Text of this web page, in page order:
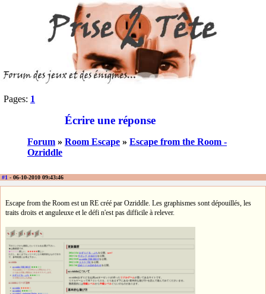
Pages: 1
Écrire une réponse
Forum » Room Escape » Escape from the Room -
Ozriddle
#1 - 06-10-2010 09:43:46
Escape from the Room est un RE créé par Ozriddle. Les graphismes sont dépouillés, les
traits droits et anguleuxe et le défi n'est pas difficile à relever.